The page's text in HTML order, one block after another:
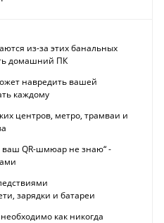
из-за этих банальных
домашний ПК
навредить вашей
каждому
центров, метро, трамваи и
ваш QR-шмюар не знаю“ -
зарядки и батареи
как никогда